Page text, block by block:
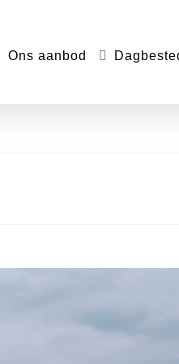
Ons aanbod